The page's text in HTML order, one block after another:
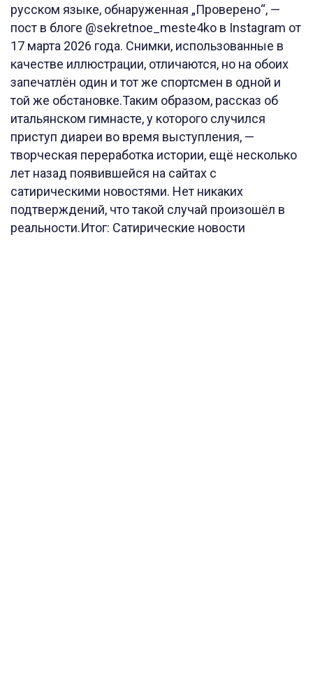
русском языке, обнаруженная „Проверено“, —
пост в блоге @sekretnoe_meste4ko в Instagram от
17 марта 2026 года. Снимки, использованные в
качестве иллюстрации, отличаются, но на обоих
запечатлён один и тот же спортсмен в одной и
той же обстановке.Таким образом, рассказ об
итальянском гимнасте, у которого случился
приступ диареи во время выступления, —
творческая переработка истории, ещё несколько
лет назад появившейся на сайтах с
сатирическими новостями. Нет никаких
подтверждений, что такой случай произошёл в
реальности.Итог: Сатирические новости